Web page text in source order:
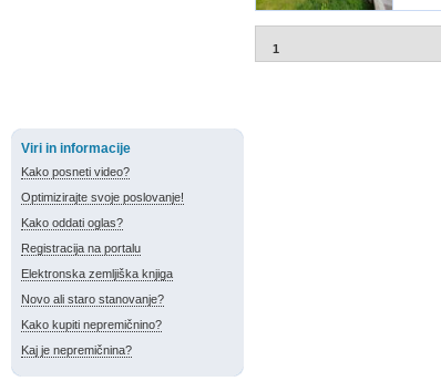
Viri in informacije
Kako posneti video?
Optimizirajte svoje poslovanje!
Kako oddati oglas?
Registracija na portalu
Elektronska zemljiška knjiga
Novo ali staro stanovanje?
Kako kupiti nepremičnino?
Kaj je nepremičnina?
1